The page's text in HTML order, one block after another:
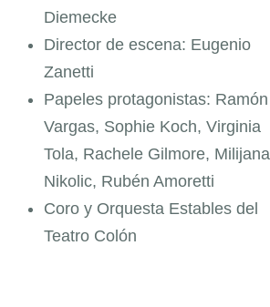
Diemecke
Director de escena: Eugenio
Zanetti
Papeles protagonistas: Ramón
Vargas, Sophie Koch, Virginia
Tola, Rachele Gilmore, Milijana
Nikolic, Rubén Amoretti
Coro y Orquesta Estables del
Teatro Colón